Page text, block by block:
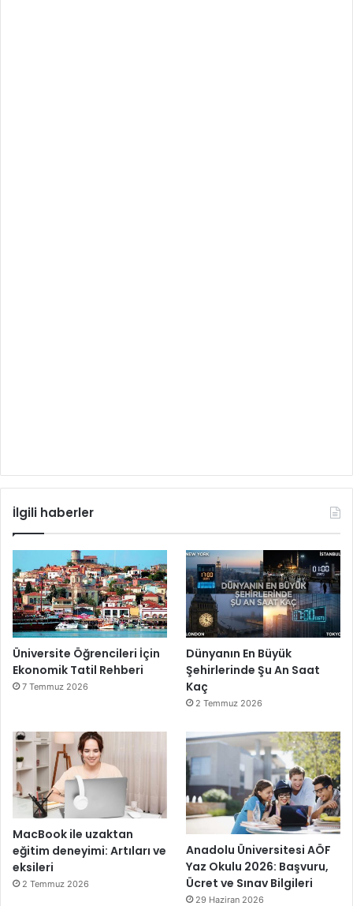
İlgili haberler
Üniversite Öğrencileri İçin
Ekonomik Tatil Rehberi
7 Temmuz 2026
Dünyanın En Büyük
Şehirlerinde Şu An Saat
Kaç
2 Temmuz 2026
MacBook ile uzaktan
eğitim deneyimi: Artıları ve
eksileri
2 Temmuz 2026
Anadolu Üniversitesi AÖF
Yaz Okulu 2026: Başvuru,
Ücret ve Sınav Bilgileri
29 Haziran 2026